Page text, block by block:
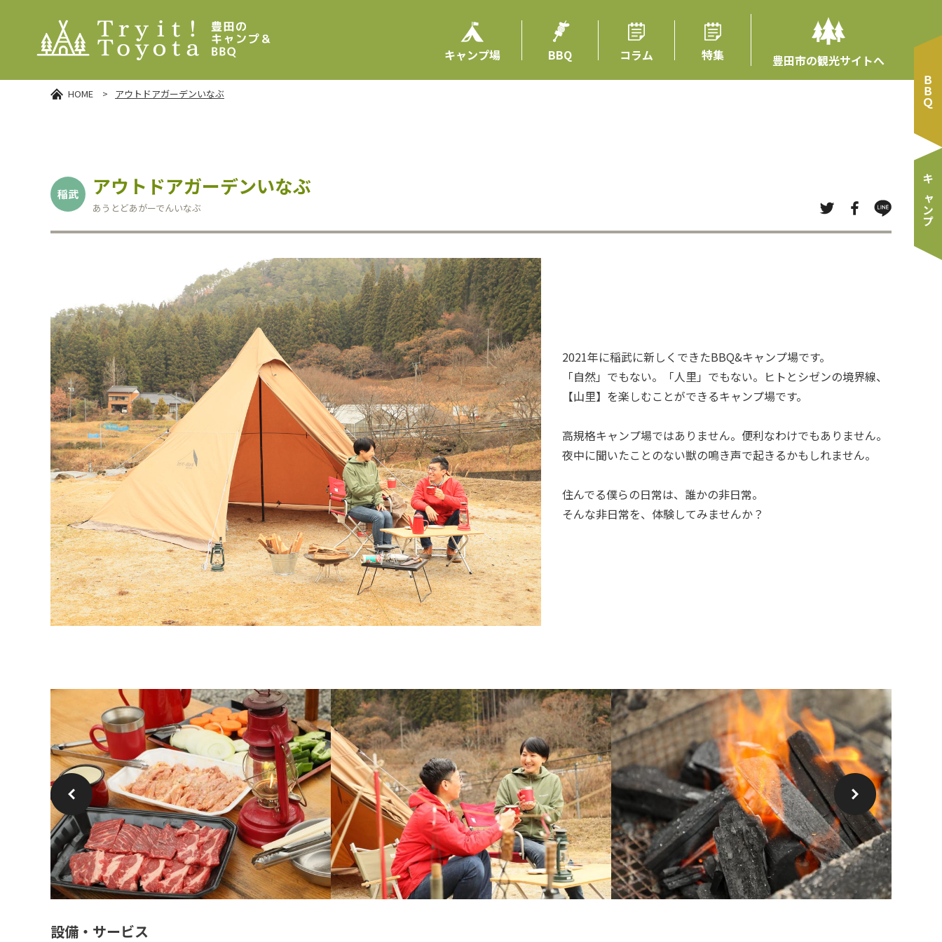
キャンプ場 BBQ コラム 特集 豊田市の観光サイトへ
ＢＢＱ
キャンプ
HOME > アウトドアガーデンいなぶ
稲武 アウトドアガーデンいなぶ
あうとどあがーでんいなぶ
2021年に稲武に新しくできたBBQ&キャンプ場です。
「自然」でもない。「人里」でもない。ヒトとシゼンの境界線、
【山里】を楽しむことができるキャンプ場です。
高規格キャンプ場ではありません。便利なわけでもありません。
夜中に聞いたことのない獣の鳴き声で起きるかもしれません。
住んでる僕らの日常は、誰かの非日常。
そんな非日常を、体験してみませんか？
設備・サービス